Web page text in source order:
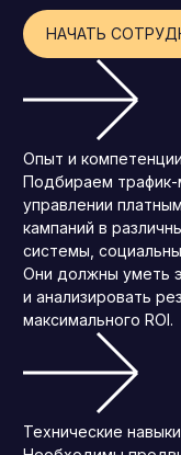
Директор по
Директор по
Финансовый
Технический
Мировой HR
Франшиза
НАЧАТЬ
Опыт и компетенции
Подбираем
управлении
кампаний в
системы,
Они должны уметь
и анализировать
максимального ROI.
Технические навыки